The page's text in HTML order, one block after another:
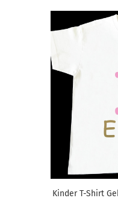
Kinder T-Shirt